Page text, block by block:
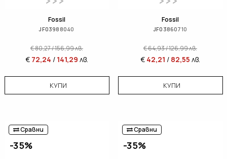
Fossil
JF03988040
€80,27/156,99лв.
€ 72,24 / 141,29 лв.
КУПИ
Fossil
JF03860710
€64,93/126,99лв.
€ 42,21 / 82,55 лв.
КУПИ
Сравни
-35%
Сравни
-35%